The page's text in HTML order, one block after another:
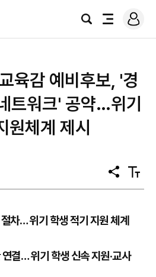
검
전
로
그
육감 예비후보, '경
트워크' 공약…위기
체계 제시
공
유
텍
스
차… 위기 학생 적기 지원 체계
연결… 위기 학생 신속 지원·교사